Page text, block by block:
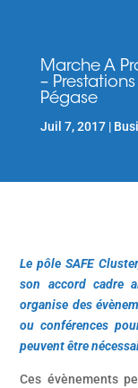
Marche A
–
Pégase
Juil 7, 2017
Le pôle SAFE
son accord cadre
organise des
ou conférences
peuvent être
Ces évènements